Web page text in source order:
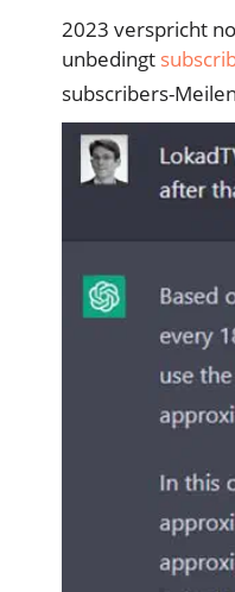
2023 verspricht
unbedingt
subscribers-